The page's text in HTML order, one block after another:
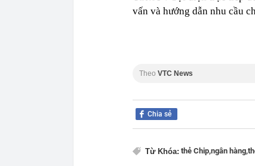
vấn và hướng dẫn nhu cầu
Theo VTC News
Chia sẻ
Từ Khóa: thẻ Chip,ngân hàng,